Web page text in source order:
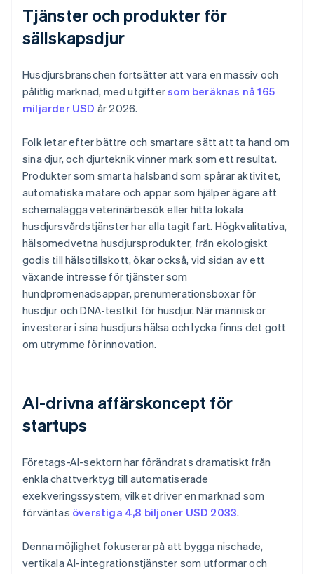
Tjänster och produkter för
sällskapsdjur
Husdjursbranschen fortsätter att vara en massiv och
pålitlig marknad, med utgiftersom beräknas nå 165
miljarder USD år 2026.
Folk letar efter bättre och smartare sätt att ta hand om
sina djur, och djurteknik vinner mark som ett resultat.
Produkter som smarta halsband som spårar aktivitet,
automatiska matare och appar som hjälper ägare att
schemalägga veterinärbesök eller hitta lokala
husdjursvårdstjänster har alla tagit fart. Högkvalitativa,
hälsomedvetna husdjursprodukter, från ekologiskt
godis till hälsotillskott, ökar också, vid sidan av ett
växande intresse för tjänster som
hundpromenadsappar, prenumerationsboxar för
husdjur och DNA-testkit för husdjur. När människor
investerar i sina husdjurs hälsa och lycka finns det gott
om utrymme för innovation.
AI-drivna affärskoncept för
startups
Företags-AI-sektorn har förändrats dramatiskt från
enkla chattverktyg till automatiserade
exekveringssystem, vilket driver en marknad som
förväntas överstiga 4,8 biljoner USD 2033.
Denna möjlighet fokuserar på att bygga nischade,
vertikala AI-integrationstjänster som utformar och